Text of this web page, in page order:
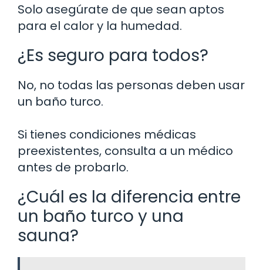
Solo asegúrate de que sean aptos
para el calor y la humedad.
¿Es seguro para todos?
No, no todas las personas deben usar
un baño turco.
Si tienes condiciones médicas
preexistentes, consulta a un médico
antes de probarlo.
¿Cuál es la diferencia entre
un baño turco y una
sauna?